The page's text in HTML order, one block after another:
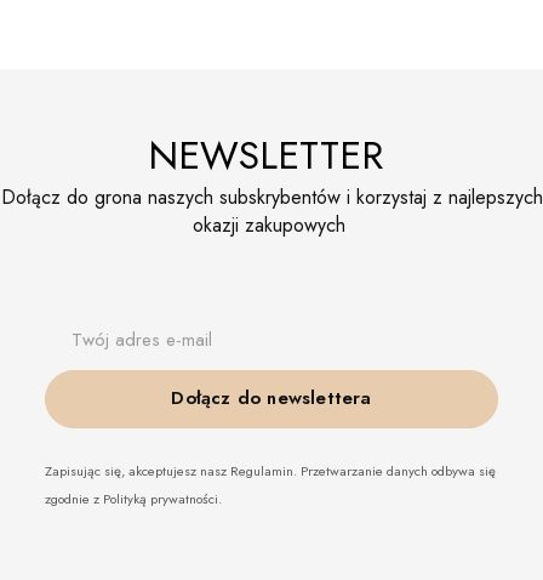
NEWSLETTER
Dołącz do grona naszych subskrybentów i korzystaj z najlepszych
okazji zakupowych
Twój adres e-mail
Dołącz do newslettera
Zapisując się, akceptujesz nasz Regulamin. Przetwarzanie danych odbywa się
zgodnie z Polityką prywatności.